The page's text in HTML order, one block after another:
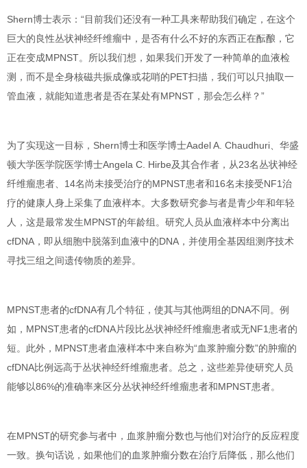
Shern博士表示：“目前我们还没有一种工具来帮助我们确定，在这个
巨大的良性丛状神经纤维瘤中，是否有什么不好的东西正在酝酿，它
正在变成MPNST。所以我们想， 如果我们开发了一种简单的血液检
测，而不是全身核磁共振成像或花哨的PET扫描 ， 我们可以只抽取一
管血液，就能知道患者是否在某处有MPNST ，那会怎么样？”
为了实现这一目标， Shern博士和医学博士Aadel A. Chaudhuri 、华盛
顿大学医学院医学博士Angela C. Hirbe及其合作者，从23名丛状神经
纤维瘤患者、14名尚未接受治疗的MPNST患者和16名未接受NF1治
疗的健康人身上采集了血液样本。大多数研究参与者是青少年和年轻
人 ，这是最常发生MPNST的年龄组。研究人员从血液样本中分离出
cfDNA ，即从细胞中脱落到血液中的DNA，并使用全基因组测序技术
寻找三组之间遗传物质的差异。
MPNST患者的cfDNA有几个特征，使其与其他两组的DNA不同 。例
如， MPNST患者的cfDNA片段比丛状神经纤维瘤患者或无NF1患者的
短。此外，MPNST患者血液样本中来自称为“血浆肿瘤分数”的肿瘤的
cfDNA比例远高于丛状神经纤维瘤患者。总之， 这些差异使研究人员
能够以86%的准确率来区分丛状神经纤维瘤患者和MPNST患者。
在MPNST的研究参与者中，血浆肿瘤分数也与他们对治疗的反应程度
一致。换句话说，如果他们的血浆肿瘤分数在治疗后降低，那么他们